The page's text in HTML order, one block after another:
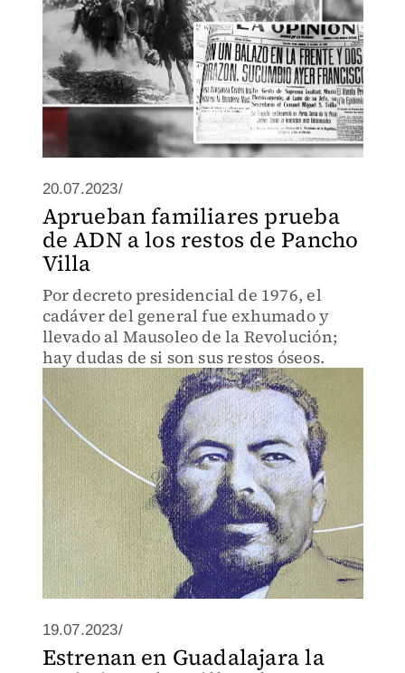
20.07.2023/
Aprueban familiares prueba
de ADN a los restos de Pancho
Villa
Por decreto presidencial de 1976, el
cadáver del general fue exhumado y
llevado al Mausoleo de la Revolución;
hay dudas de si son sus restos óseos.
19.07.2023/
Estrenan en Guadalajara la